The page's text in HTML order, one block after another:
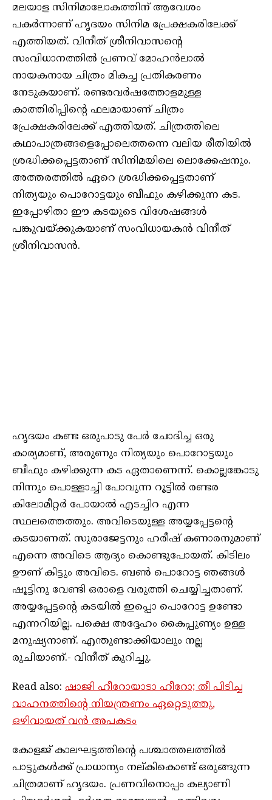
മലയാള സിനിമാലോകത്തിന് ആവേശം
പകർന്നാണ് ഹൃദയം സിനിമ പ്രേക്ഷകരിലേക്ക്
എത്തിയത്. വിനീത് ശ്രീനിവാസന്റെ
സംവിധാനത്തിൽ പ്രണവ് മോഹൻലാൽ
നായകനായ ചിത്രം മികച്ച പ്രതികരണം
നേടുകയാണ്. രണ്ടരവർഷത്തോളമുള്ള
കാത്തിരിപ്പിന്റെ ഫലമായാണ് ചിത്രം
പ്രേക്ഷകരിലേക്ക് എത്തിയത്. ചിത്രത്തിലെ
കഥാപാത്രങ്ങളെപ്പോലെത്തന്നെ വലിയ രീതിയിൽ
ശ്രദ്ധിക്കപ്പെട്ടതാണ് സിനിമയിലെ ലൊക്കേഷനും.
അത്തരത്തിൽ ഏറെ ശ്രദ്ധിക്കപ്പെട്ടതാണ്
നിത്യയും പൊറോട്ടയും ബീഫും കഴിക്കുന്ന കട.
ഇപ്പോഴിതാ ഈ കടയുടെ വിശേഷങ്ങൾ
പങ്കുവയ്ക്കുകയാണ് സംവിധായകൻ വിനീത്
ശ്രീനിവാസൻ.
ഹൃദയം കണ്ട ഒരുപാടു പേർ ചോദിച്ച ഒരു
കാര്യമാണ്, അരുണും നിത്യയും പൊറോട്ടയും
ബീഫും കഴിക്കുന്ന കട ഏതാണെന്ന്. കൊല്ലങ്കോടു
നിന്നും പൊള്ളാച്ചി പോവുന്ന റൂട്ടിൽ രണ്ടര
കിലോമീറ്റർ പോയാൽ എടച്ചിറ എന്ന
സ്ഥലത്തെത്തും. അവിടെയുള്ള അയ്യപ്പേട്ടന്റെ
കടയാണത്. സുരാജേട്ടനും ഹരീഷ് കണാരനുമാണ്
എന്നെ അവിടെ ആദ്യം കൊണ്ടുപോയത്. കിടിലം
ഊണ് കിട്ടും അവിടെ. ബൺ പൊറോട്ട ഞങ്ങൾ
ഷൂട്ടിനു വേണ്ടി ഒരാളെ വരുത്തി ചെയ്യിച്ചതാണ്.
അയ്യപ്പേട്ടന്റെ കടയിൽ ഇപ്പൊ പൊറോട്ട ഉണ്ടോ
എന്നറിയില്ല. പക്ഷെ അദ്ദേഹം കൈപ്പുണ്യം ഉള്ള
മനുഷ്യനാണ്. എന്തുണ്ടാക്കിയാലും നല്ല
രുചിയാണ്.- വിനീത് കുറിച്ചു.
Read also: ഷാജി ഹീറോയാടാ ഹീറോ; തീ പിടിച്ച
വാഹനത്തിന്റെ നിയന്ത്രണം ഏറ്റെടുത്തു,
ഒഴിവായത് വൻ അപകടം
കോളജ് കാലഘട്ടത്തിന്റെ പശ്ചാത്തലത്തിൽ
പാട്ടുകൾക്ക് പ്രാധാന്യം നല്കികൊണ്ട് ഒരുങ്ങുന്ന
ചിത്രമാണ് ഹൃദയം. പ്രണവിനൊപ്പം കല്യാണി